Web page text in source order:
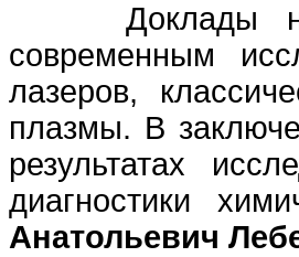
Доклады на
современным
лазеров,
плазмы. В
результатах
диагностики
Анатольевич